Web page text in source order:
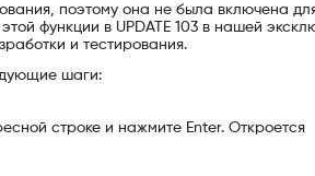
поэтому она не была включена
функции в UPDATE 103 в нашей
и тестирования.
шаги:
строке и нажмите Enter. Откроется